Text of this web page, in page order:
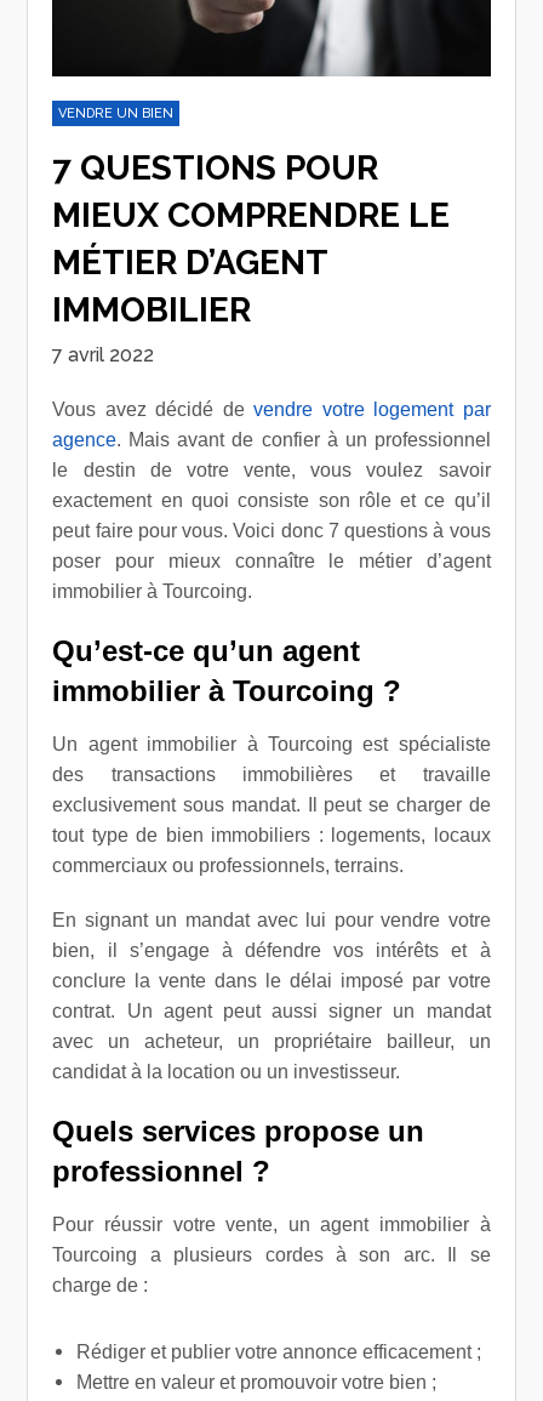
VENDRE UN BIEN
7 QUESTIONS POUR
MIEUX COMPRENDRE LE
MÉTIER D’AGENT
IMMOBILIER
7 avril 2022
Vous avez décidé devendre votre logement par
agence. Mais avant de confier à un professionnel
le destin de votre vente, vous voulez savoir
exactement en quoi consiste son rôle et ce qu’il
peut faire pour vous. Voici donc 7 questions à vous
poser pour mieux connaître le métier d’agent
immobilier à Tourcoing.
Qu’est-ce qu’un agent
immobilier à Tourcoing ?
Un agent immobilier à Tourcoing est spécialiste
des transactions immobilières et travaille
exclusivement sous mandat. Il peut se charger de
tout type de bien immobiliers : logements, locaux
commerciaux ou professionnels, terrains.
En signant un mandat avec lui pour vendre votre
bien, il s’engage à défendre vos intérêts et à
conclure la vente dans le délai imposé par votre
contrat. Un agent peut aussi signer un mandat
avec un acheteur, un propriétaire bailleur, un
candidat à la location ou un investisseur.
Quels services propose un
professionnel ?
Pour réussir votre vente, un agent immobilier à
Tourcoing a plusieurs cordes à son arc. Il se
charge de :
Rédiger et publier votre annonce efficacement ;
Mettre en valeur et promouvoir votre bien ;